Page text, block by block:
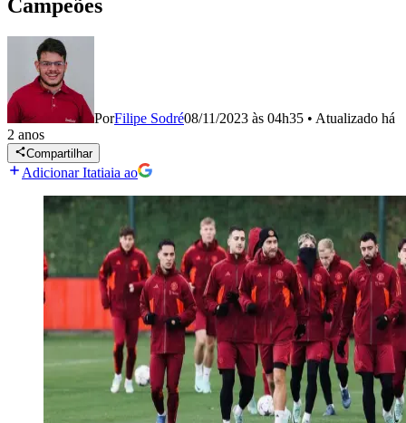
Campeões
PorFilipe Sodré08/11/2023 às 04h35 • Atualizado há
2 anos
Compartilhar
Adicionar Itatiaia ao